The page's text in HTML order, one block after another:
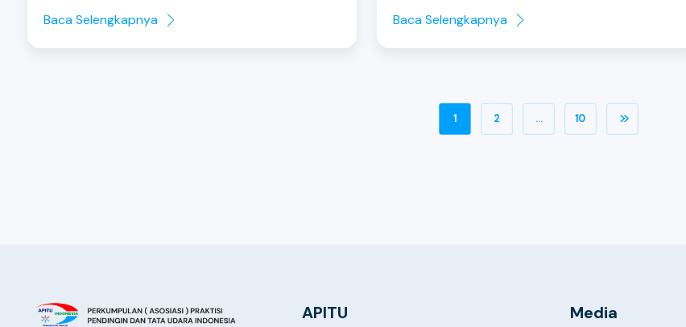
Baca Selengkapnya Baca Selengkapnya
1 2 … 10
APITU Media